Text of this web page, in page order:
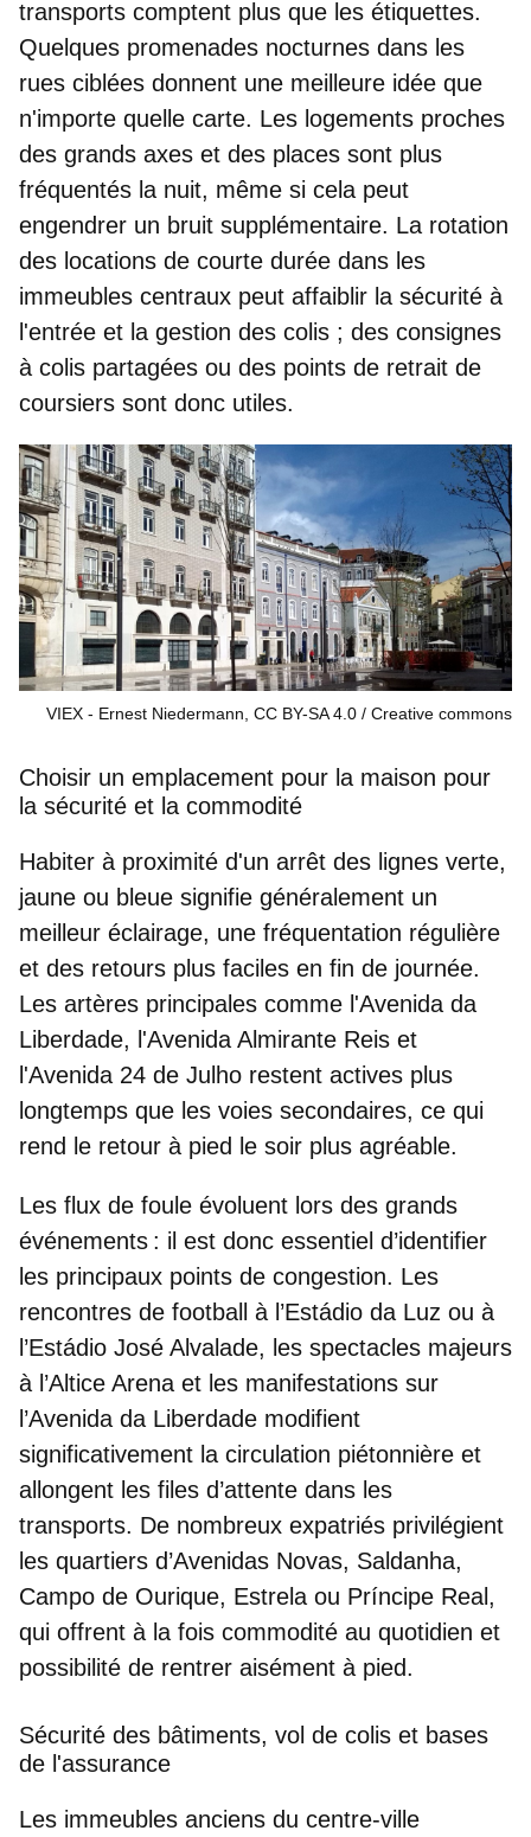
transports comptent plus que les étiquettes.
Quelques promenades nocturnes dans les
rues ciblées donnent une meilleure idée que
n'importe quelle carte. Les logements proches
des grands axes et des places sont plus
fréquentés la nuit, même si cela peut
engendrer un bruit supplémentaire. La rotation
des locations de courte durée dans les
immeubles centraux peut affaiblir la sécurité à
l'entrée et la gestion des colis ; des consignes
à colis partagées ou des points de retrait de
coursiers sont donc utiles.
VIEX - Ernest Niedermann, CC BY-SA 4.0 Creative commons
Choisir un emplacement pour la maison pour
la sécurité et la commodité
Habiter à proximité d'un arrêt des lignes verte,
jaune ou bleue signifie généralement un
meilleur éclairage, une fréquentation régulière
et des retours plus faciles en fin de journée.
Les artères principales comme l'Avenida da
Liberdade, l'Avenida Almirante Reis et
l'Avenida 24 de Julho restent actives plus
longtemps que les voies secondaires, ce qui
rend le retour à pied le soir plus agréable.
Les flux de foule évoluent lors des grands
événements : il est donc essentiel d’identifier
les principaux points de congestion. Les
rencontres de football à l’Estádio da Luz ou à
l’Estádio José Alvalade, les spectacles majeurs
à l’Altice Arena et les manifestations sur
l’Avenida da Liberdade modifient
significativement la circulation piétonnière et
allongent les files d’attente dans les
transports. De nombreux expatriés privilégient
les quartiers d’Avenidas Novas, Saldanha,
Campo de Ourique, Estrela ou Príncipe Real,
qui offrent à la fois commodité au quotidien et
possibilité de rentrer aisément à pied.
Sécurité des bâtiments, vol de colis et bases
de l'assurance
Les immeubles anciens du centre-ville